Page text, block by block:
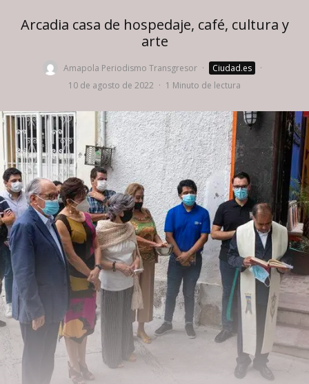
Arcadia casa de hospedaje, café, cultura y
arte
Amapola Periodismo Transgresor · Ciudad.es
·
10 de agosto de 2022 · 1 Minuto de lectura